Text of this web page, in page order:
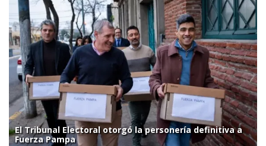
El Tribunal Electoral otorgó la personería definitiva a
Fuerza Pampa